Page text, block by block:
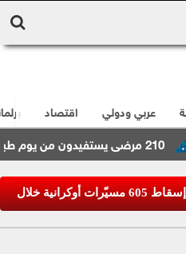
عربي ودولي اقتصاد
مجاني في المدورة
عاجل| وزارة الدفاع الروسية تعلن إسقاط 605 مسيّرات أوكرانية خلال